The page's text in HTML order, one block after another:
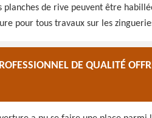
de rive peuvent être
pour tous travaux sur les
DE QUALITÉ